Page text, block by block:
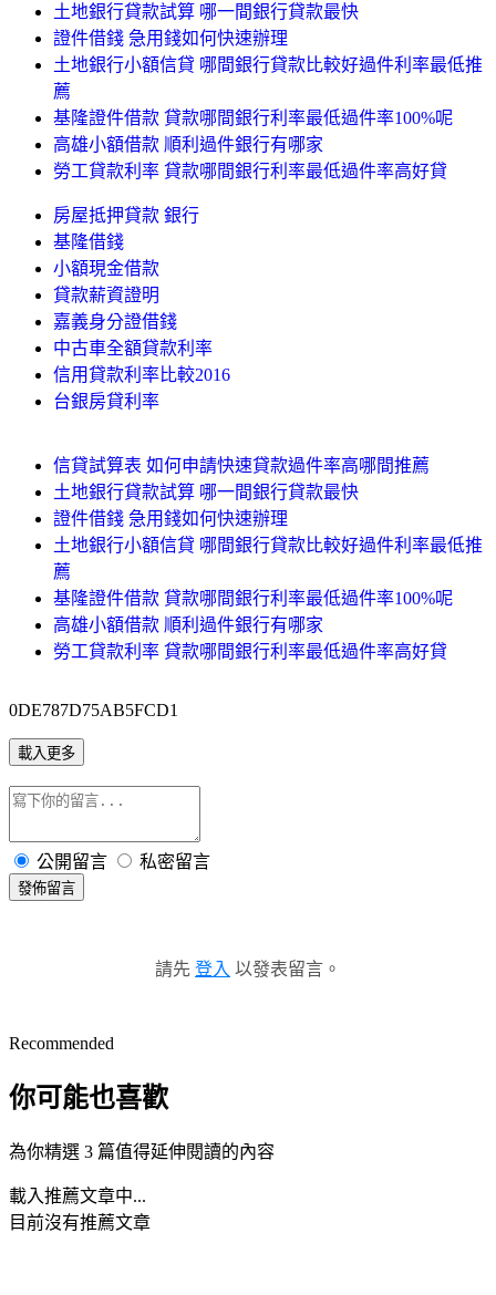
土地銀行貸款試算 哪一間銀行貸款最快
證件借錢 急用錢如何快速辦理
土地銀行小額信貸 哪間銀行貸款比較好過件利率最低推
薦
基隆證件借款 貸款哪間銀行利率最低過件率100%呢
高雄小額借款 順利過件銀行有哪家
勞工貸款利率 貸款哪間銀行利率最低過件率高好貸
房屋抵押貸款 銀行
基隆借錢
小額現金借款
貸款薪資證明
嘉義身分證借錢
中古車全額貸款利率
信用貸款利率比較2016
台銀房貸利率
信貸試算表 如何申請快速貸款過件率高哪間推薦
土地銀行貸款試算 哪一間銀行貸款最快
證件借錢 急用錢如何快速辦理
土地銀行小額信貸 哪間銀行貸款比較好過件利率最低推
薦
基隆證件借款 貸款哪間銀行利率最低過件率100%呢
高雄小額借款 順利過件銀行有哪家
勞工貸款利率 貸款哪間銀行利率最低過件率高好貸
0DE787D75AB5FCD1
載入更多
公開留言 私密留言
發佈留言
請先 登入 以發表留言。
Recommended
你可能也喜歡
為你精選 3 篇值得延伸閱讀的內容
載入推薦文章中...
目前沒有推薦文章